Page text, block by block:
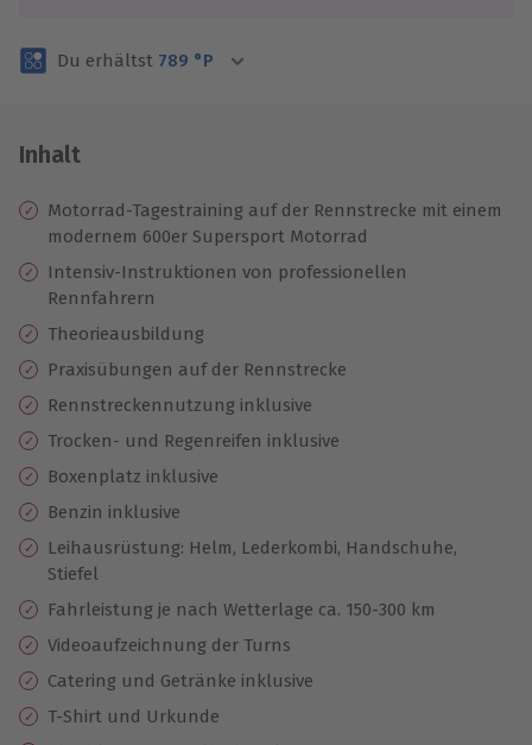
Du erhältst 789 °P
Inhalt
Motorrad-Tagestraining auf der Rennstrecke mit einem
modernem 600er Supersport Motorrad
Intensiv-Instruktionen von professionellen
Rennfahrern
Theorieausbildung
Praxisübungen auf der Rennstrecke
Rennstreckennutzung inklusive
Trocken- und Regenreifen inklusive
Boxenplatz inklusive
Benzin inklusive
Leihausrüstung: Helm, Lederkombi, Handschuhe,
Stiefel
Fahrleistung je nach Wetterlage ca. 150-300 km
Videoaufzeichnung der Turns
Catering und Getränke inklusive
T-Shirt und Urkunde